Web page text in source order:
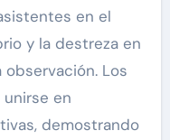
en el
y la destreza en
Los
en
demostrando